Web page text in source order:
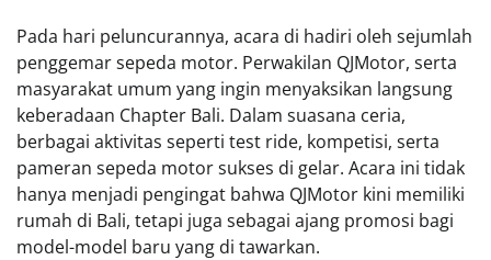
Pada hari peluncurannya, acara di hadiri oleh sejumlah
penggemar sepeda motor. Perwakilan QJMotor, serta
masyarakat umum yang ingin menyaksikan langsung
keberadaan Chapter Bali. Dalam suasana ceria,
berbagai aktivitas seperti test ride, kompetisi, serta
pameran sepeda motor sukses di gelar. Acara ini tidak
hanya menjadi pengingat bahwa QJMotor kini memiliki
rumah di Bali, tetapi juga sebagai ajang promosi bagi
model-model baru yang di tawarkan.